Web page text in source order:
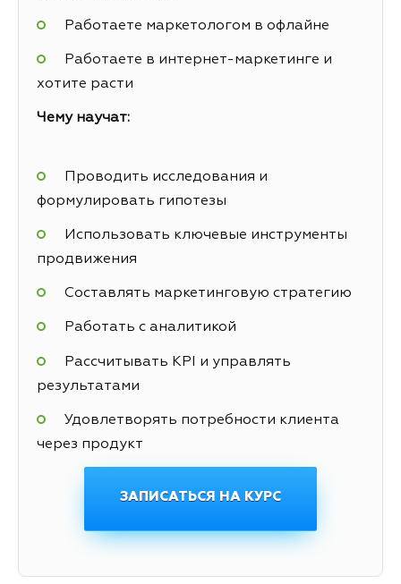
Работаете маркетологом в офлайне
Работаете в интернет-маркетинге и
хотите расти
Чему научат:
Проводить исследования и
формулировать гипотезы
Использовать ключевые инструменты
продвижения
Составлять маркетинговую стратегию
Работать с аналитикой
Рассчитывать KPI и управлять
результатами
Удовлетворять потребности клиента
через продукт
ЗАПИСАТЬСЯ НА КУРС